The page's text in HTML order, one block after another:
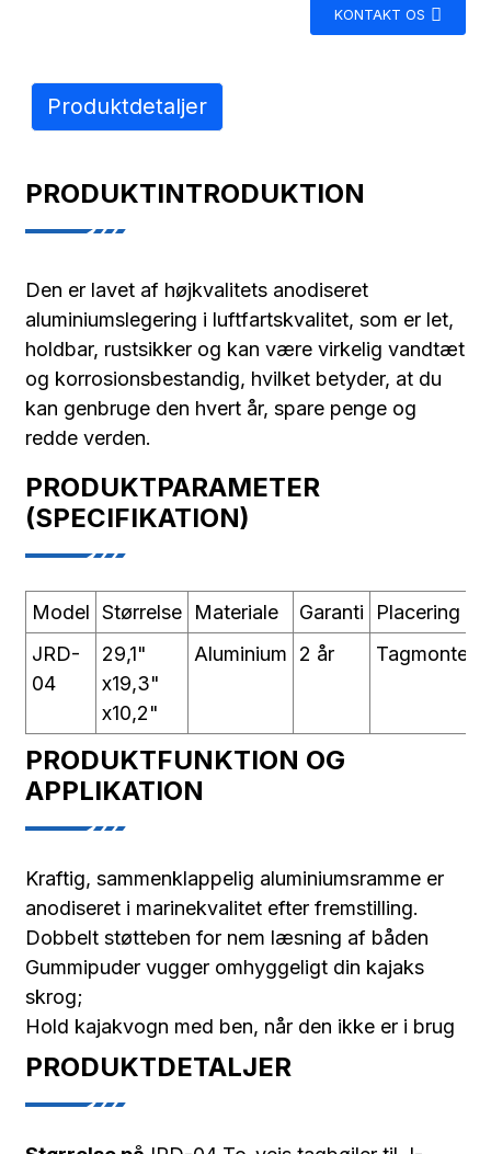
KONTAKT OS
Produktdetaljer
PRODUKTINTRODUKTION
Den er lavet af højkvalitets anodiseret
aluminiumslegering i luftfartskvalitet, som er let,
holdbar, rustsikker og kan være virkelig vandtæt
og korrosionsbestandig, hvilket betyder, at du
kan genbruge den hvert år, spare penge og
redde verden.
PRODUKTPARAMETER
(SPECIFIKATION)
Model Størrelse Materiale Garanti
Placering
JRD-
04
29,1"
x19,3"
x10,2"
Aluminium 2 år
PRODUKTFUNKTION OG
APPLIKATION
Kraftig, sammenklappelig aluminiumsramme er
anodiseret i marinekvalitet efter fremstilling.
Dobbelt støtteben for nem læsning af båden
Gummipuder vugger omhyggeligt din kajaks
skrog;
Hold kajakvogn med ben, når den ikke er i brug
PRODUKTDETALJER